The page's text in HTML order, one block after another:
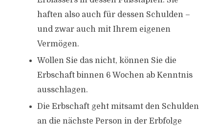
haften also auch für dessen Schulden –
und zwar auch mit Ihrem eigenen
Vermögen.
Wollen Sie das nicht, können Sie die
Erbschaft binnen 6 Wochen ab Kenntnis
ausschlagen.
Die Erbschaft geht mitsamt den Schulden
an die nächste Person in der Erbfolge